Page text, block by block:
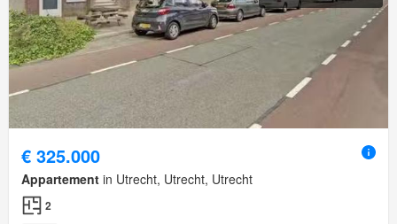
€ 325.000
Appartement in Utrecht, Utrecht, Utrecht
2